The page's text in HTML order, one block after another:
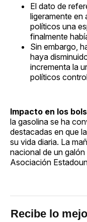
El dato de
ligeramente en
políticos una
finalmente
Sin embargo,
haya
incrementa la
políticos
Impacto en los
la gasolina se ha
destacadas en que
su vida diaria. La
nacional de un
Asociación
Recibe lo